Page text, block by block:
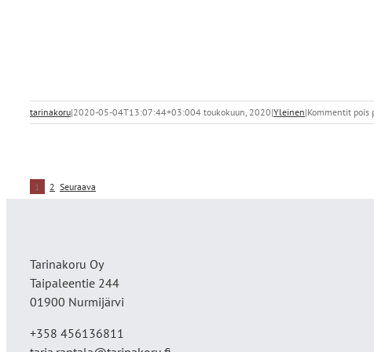
tarinakoru|2020-05-04T13:07:44+03:004 toukokuun, 2020|Yleinen|Kommentit pois
1 2 Seuraava
Tarinakoru Oy
Taipaleentie 244
01900 Nurmijärvi
+358 456136811